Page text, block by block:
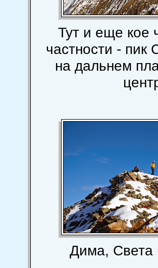
Тут и еще кое
частности - пик
на дальнем
Дима, Света